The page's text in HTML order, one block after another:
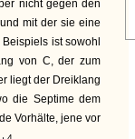
nicht gegen den
mit der sie eine
ist sowohl
von C, der zum
liegt der Dreiklang
die Septime dem
Vorhälte, jene vor